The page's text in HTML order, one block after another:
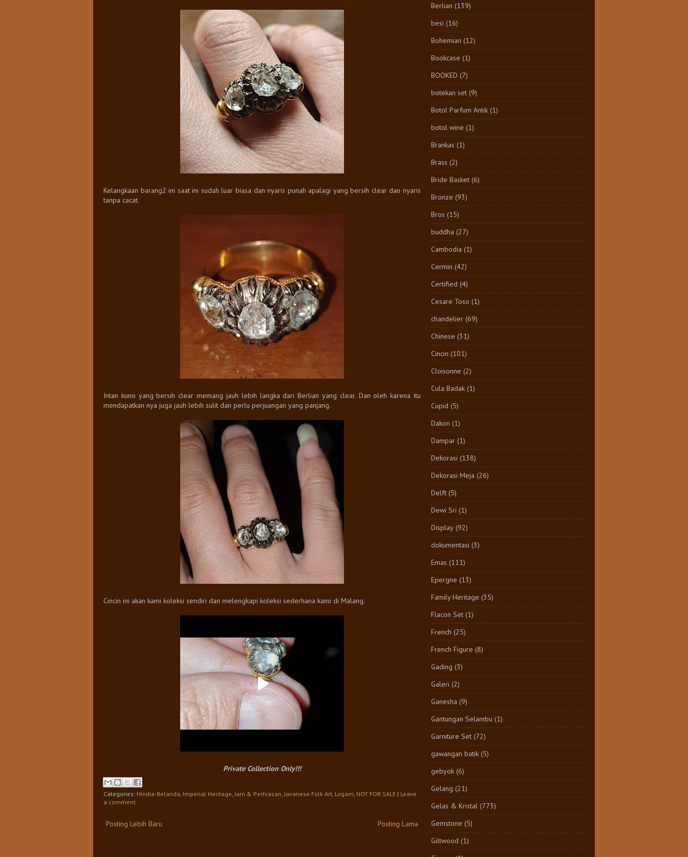
Kelangkaan barang2 ini saat ini sudah luar biasa dan nyaris punah apalagi yang bersih clear dan nyaris
tanpa cacat.
Intan kuno yang bersih clear memang jauh lebih langka dari Berlian yang clear. Dan oleh karena itu
mendapatkan nya juga jauh lebih sulit dan perlu perjuangan yang panjang.
Cincin ini akan kami koleksi sendiri dan melengkapi koleksi sederhana kami di Malang.
Private Collection Only!!!
Categories: Hindia-Belanda, Imperial Heritage,Jam & Perhiasan,Javanese Folk Art, Logam, NOT FOR SALE | Leave
a comment
Posting Lebih Baru Posting Lama
Berlian (139)
besi (16)
Bohemian (12)
Bookcase (1)
BOOKED (7)
botekan set (9)
Botol Parfum Antik (1)
botol wine (1)
Brankas (1)
Brass (2)
Bride Basket (6)
Bronze (93)
Bros (15)
buddha (27)
Cambodia (1)
Cermin (42)
Certified (4)
Cesare Toso (1)
chandelier (69)
Chinese (31)
Cincin (101)
Cloisonne (2)
Cula Badak (1)
Cupid (5)
Dakon (1)
Dampar (1)
Dekorasi (138)
Dekorasi Meja (26)
Delft (5)
Dewi Sri (1)
Display (92)
dokumentasi (3)
Emas (111)
Epergne (13)
Family Heritage (35)
Flacon Set (1)
French (25)
French Figure (8)
Gading (3)
Galeri (2)
Ganesha (9)
Gantungan Selambu (1)
Garniture Set (72)
gawangan batik (5)
gebyok (6)
Gelang (21)
Gelas & Kristal (773)
Gemstone (5)
Giltwood (1)